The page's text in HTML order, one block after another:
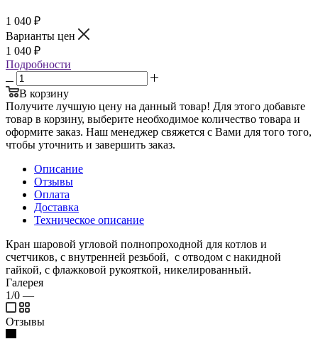
1 040 ₽
Варианты цен
1 040 ₽
Подробности
В корзину
Получите лучшую цену на данный товар! Для этого добавьте
товар в корзину, выберите необходимое количество товара и
оформите заказ. Наш менеджер свяжется с Вами для того того,
чтобы уточнить и завершить заказ.
Описание
Отзывы
Оплата
Доставка
Техническое описание
Кран шаровой угловой полнопроходной для котлов и
счетчиков, с внутренней резьбой, с отводом с накидной
гайкой, с флажковой рукояткой, никелированный.
Галерея
1/0 —
Отзывы